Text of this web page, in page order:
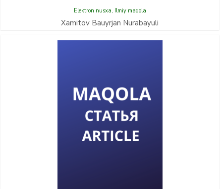
Elektron nusxa, Ilmiy maqola
Xamitov Bauyrjan Nurabayuli